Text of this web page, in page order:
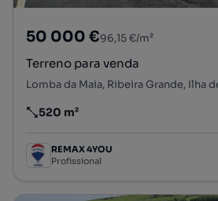
50 000 €96,15 €/m²
Terreno para venda
Lomba da Maia, Ribeira Grande, Ilha
Preço por metro quadrado
520 m²
REMAX 4YOU
Profissional